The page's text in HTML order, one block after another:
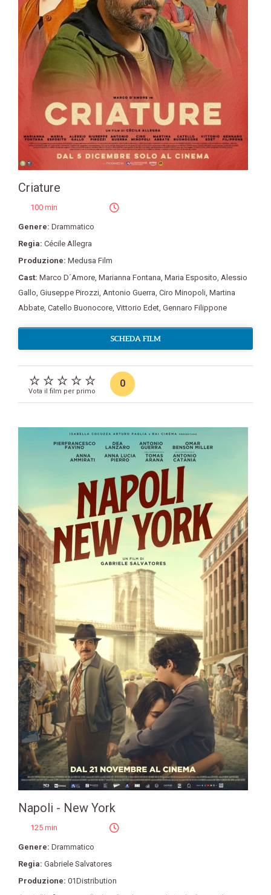
Criature
100 min
Genere: Drammatico
Regia: Cécile Allegra
Produzione: Medusa Film
Cast: Marco D´Amore Marianna Fontana Maria Esposito Alessio
Gallo Giuseppe Pirozzi Antonio Guerra Ciro Minopoli Martina
Abbate Catello Buonocore Vittorio Edet Gennaro Filippone
SCHEDA FILM
Vota il film per primo
0
Napoli - New York
125 min
Genere: Drammatico
Regia: Gabriele Salvatores
Produzione: 01Distribution